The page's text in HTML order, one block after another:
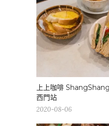
上上咖啡
西門站
2020-08-06